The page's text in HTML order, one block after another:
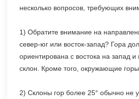
несколько вопросов, требующих
1) Обратите внимание на
север-юг или восток-запад? Гора
ориентирована с востока на запад
склон. Кроме того, окружающие
2) Склоны гор более 25° обычно не